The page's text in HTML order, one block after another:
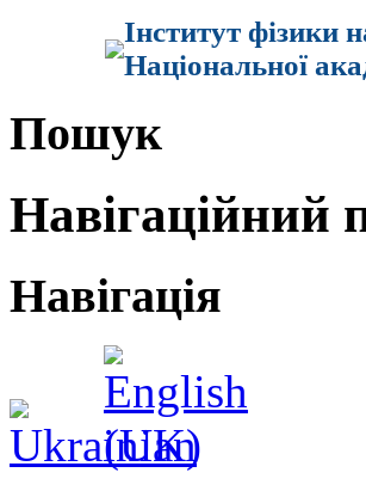
Інститут фізики
Національної
Пошук
Навігаційний
Навігація